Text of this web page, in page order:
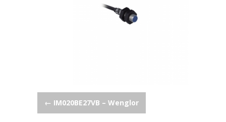
POST NAVIGATION
← IM020BE27VB – Wenglor